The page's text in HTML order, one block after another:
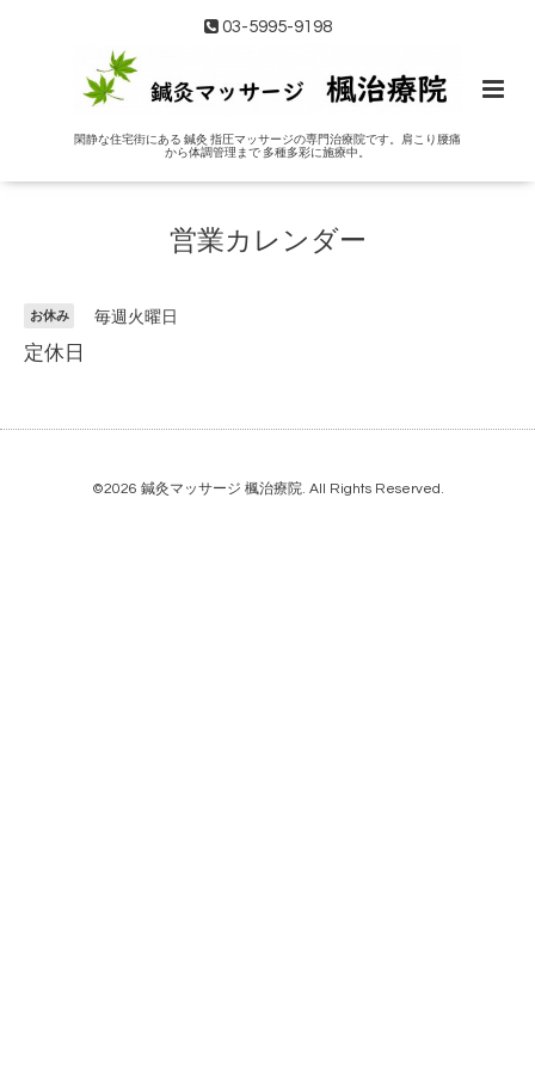
03-5995-9198
閑静な住宅街にある 鍼灸 指圧マッサージの専門治療院です。肩こり腰痛
から体調管理まで 多種多彩に施療中。
営業カレンダー
お休み 毎週火曜日
定休日
©2026 鍼灸マッサージ 楓治療院. All Rights Reserved.